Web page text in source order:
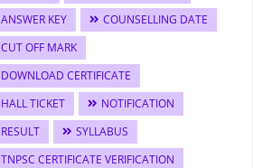
ANSWER KEY
COUNSELLING DATE
CUT OFF MARK
DOWNLOAD CERTIFICATE
HALL TICKET
NOTIFICATION
RESULT
SYLLABUS
TNPSC CERTIFICATE VERIFICATION